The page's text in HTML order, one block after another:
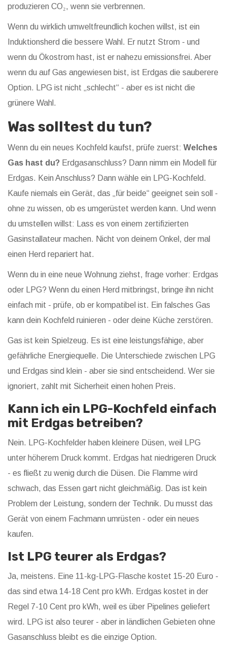
produzieren CO₂, wenn sie verbrennen.
Wenn du wirklich umweltfreundlich kochen willst, ist ein
Induktionsherd die bessere Wahl. Er nutzt Strom - und
wenn du Ökostrom hast, ist er nahezu emissionsfrei. Aber
wenn du auf Gas angewiesen bist, ist Erdgas die sauberere
Option. LPG ist nicht „schlecht“ - aber es ist nicht die
grünere Wahl.
Was solltest du tun?
Wenn du ein neues Kochfeld kaufst, prüfe zuerst: Welches
Gas hast du? Erdgasanschluss? Dann nimm ein Modell für
Erdgas. Kein Anschluss? Dann wähle ein LPG-Kochfeld.
Kaufe niemals ein Gerät, das „für beide“ geeignet sein soll -
ohne zu wissen, ob es umgerüstet werden kann. Und wenn
du umstellen willst: Lass es von einem zertifizierten
Gasinstallateur machen. Nicht von deinem Onkel, der mal
einen Herd repariert hat.
Wenn du in eine neue Wohnung ziehst, frage vorher: Erdgas
oder LPG? Wenn du einen Herd mitbringst, bringe ihn nicht
einfach mit - prüfe, ob er kompatibel ist. Ein falsches Gas
kann dein Kochfeld ruinieren - oder deine Küche zerstören.
Gas ist kein Spielzeug. Es ist eine leistungsfähige, aber
gefährliche Energiequelle. Die Unterschiede zwischen LPG
und Erdgas sind klein - aber sie sind entscheidend. Wer sie
ignoriert, zahlt mit Sicherheit einen hohen Preis.
Kann ich ein LPG-Kochfeld einfach
mit Erdgas betreiben?
Nein. LPG-Kochfelder haben kleinere Düsen, weil LPG
unter höherem Druck kommt. Erdgas hat niedrigeren Druck
- es fließt zu wenig durch die Düsen. Die Flamme wird
schwach, das Essen gart nicht gleichmäßig. Das ist kein
Problem der Leistung, sondern der Technik. Du musst das
Gerät von einem Fachmann umrüsten - oder ein neues
kaufen.
Ist LPG teurer als Erdgas?
Ja, meistens. Eine 11-kg-LPG-Flasche kostet 15-20 Euro -
das sind etwa 14-18 Cent pro kWh. Erdgas kostet in der
Regel 7-10 Cent pro kWh, weil es über Pipelines geliefert
wird. LPG ist also teurer - aber in ländlichen Gebieten ohne
Gasanschluss bleibt es die einzige Option.